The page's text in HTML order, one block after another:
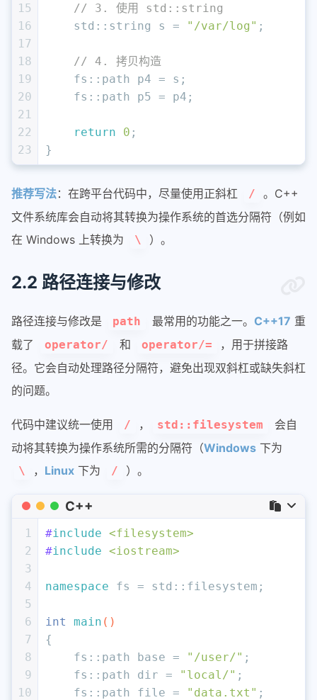
15
16
17
18
19
20
21
22
23
// 3. 使用 std::string
    std::string s =
"/var/log" ;
// 4. 拷贝构造
    fs::path p4 = s;
    fs::path p5 = p4;
return 0 ;
}
推荐写法：在跨平台代码中，尽量使用正斜杠 /
。C++
文件系统库会自动将其转换为操作系统的首选分隔符（例如
在 Windows 上转换为
\ ）。
2.2 路径连接与修改
路径连接与修改是 path 最常用的功能之一。 C++17 重
载了
operator/ 和 operator/=
，用于拼接路
径。它会自动处理路径分隔符，避免出现双斜杠或缺失斜杠
的问题。
代码中建议统一使用 / ， std::filesystem
会自
动将其转换为操作系统所需的分隔符（Windows 下为
\ ， Linux下为 / ）。
C++
1
2
3
4
5
6
7
8
9
10
#include <filesystem>
#include <iostream>
namespace fs = std::filesystem;
int main ()
{
    fs::path base =
"/user/" ;
    fs::path dir =
"local/" ;
    fs::path file =
"data.txt" ;